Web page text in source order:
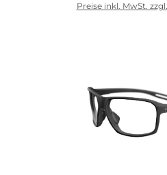
Preise inkl. MwSt.